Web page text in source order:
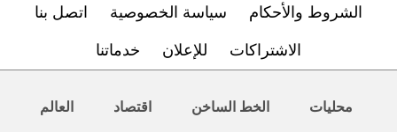
الشروط والأحكام سياسة الخصوصية اتصل بنا
الاشتراكات للإعلان خدماتنا
محليات الخط الساخن اقتصاد العالم